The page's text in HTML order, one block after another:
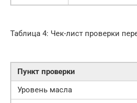
Таблица 4: Чек-лист проверки
Пункт проверки
Уровень масла